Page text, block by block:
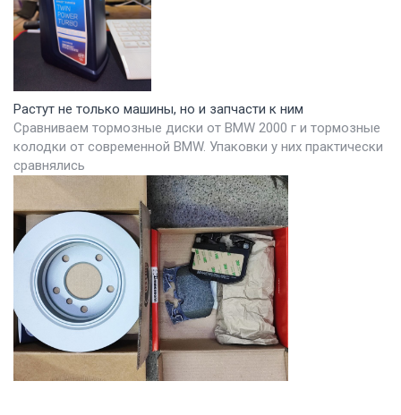
Растут не только машины, но и запчасти к ним
Сравниваем тормозные диски от BMW 2000 г и тормозные
колодки от современной BMW. Упаковки у них практически
сравнялись